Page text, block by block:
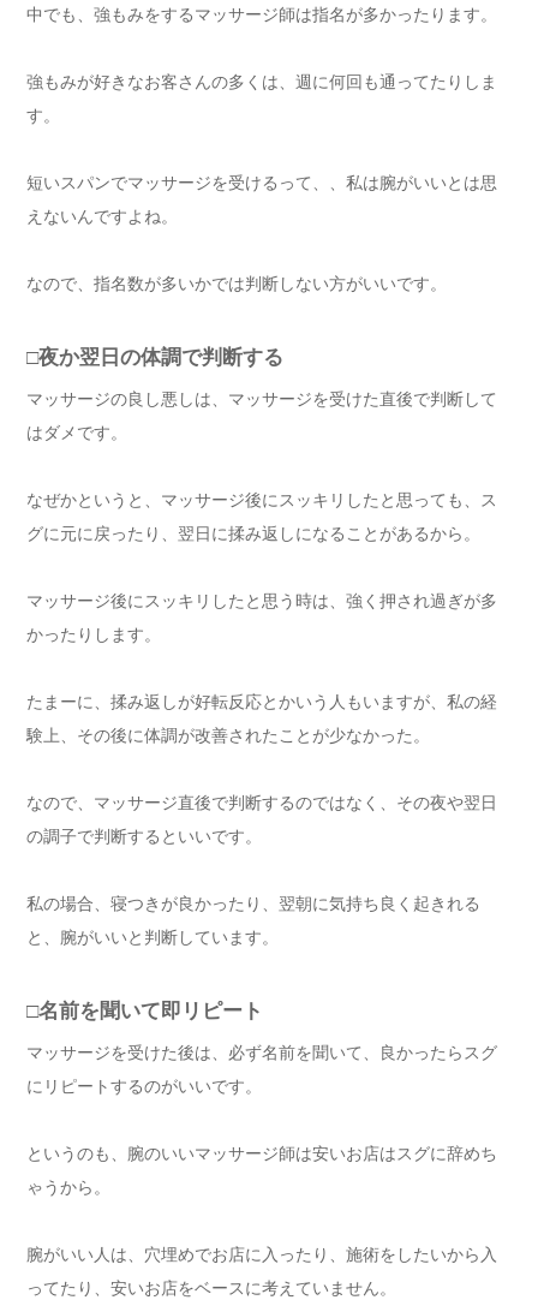
中でも、強もみをするマッサージ師は指名が多かったります。
強もみが好きなお客さんの多くは、週に何回も通ってたりしま
す。
短いスパンでマッサージを受けるって、、私は腕がいいとは思
えないんですよね。
なので、指名数が多いかでは判断しない方がいいです。
□夜か翌日の体調で判断する
マッサージの良し悪しは、マッサージを受けた直後で判断して
はダメです。
なぜかというと、マッサージ後にスッキリしたと思っても、ス
グに元に戻ったり、翌日に揉み返しになることがあるから。
マッサージ後にスッキリしたと思う時は、強く押され過ぎが多
かったりします。
たまーに、揉み返しが好転反応とかいう人もいますが、私の経
験上、その後に体調が改善されたことが少なかった。
なので、マッサージ直後で判断するのではなく、その夜や翌日
の調子で判断するといいです。
私の場合、寝つきが良かったり、翌朝に気持ち良く起きれる
と、腕がいいと判断しています。
□名前を聞いて即リピート
マッサージを受けた後は、必ず名前を聞いて、良かったらスグ
にリピートするのがいいです。
というのも、腕のいいマッサージ師は安いお店はスグに辞めち
ゃうから。
腕がいい人は、穴埋めでお店に入ったり、施術をしたいから入
ってたり、安いお店をベースに考えていません。